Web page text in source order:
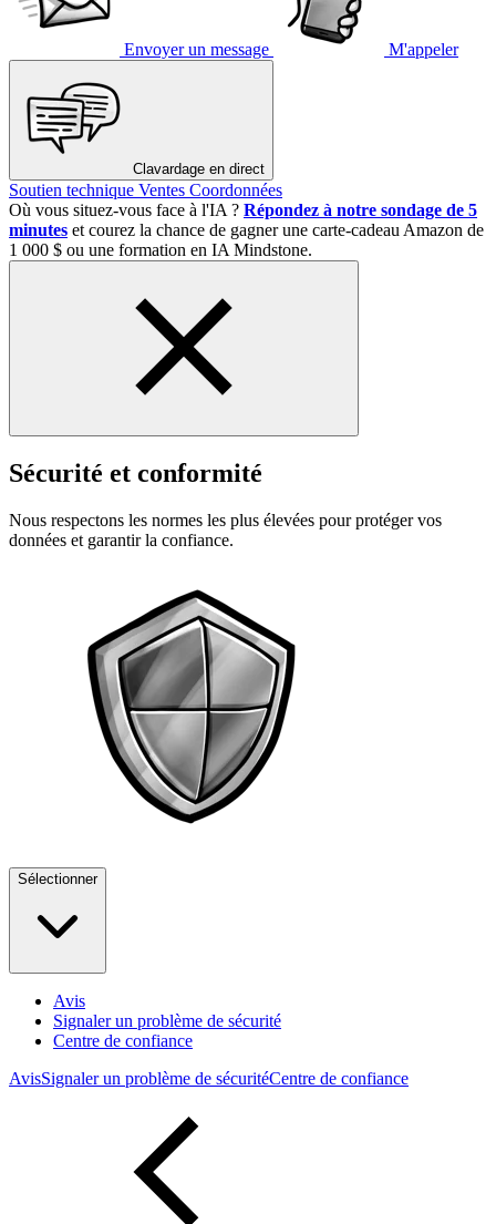
Envoyer un message M'appeler
Clavardage en direct
Soutien technique Ventes Coordonnées
Où vous situez-vous face à l'IA ? Répondez à notre sondage de 5
minutes et courez la chance de gagner une carte-cadeau Amazon de
1 000 $ ou une formation en IA Mindstone.
Sécurité et conformité
Nous respectons les normes les plus élevées pour protéger vos
données et garantir la confiance.
Sélectionner
Avis
Signaler un problème de sécurité
Centre de confiance
AvisSignaler un problème de sécuritéCentre de confiance